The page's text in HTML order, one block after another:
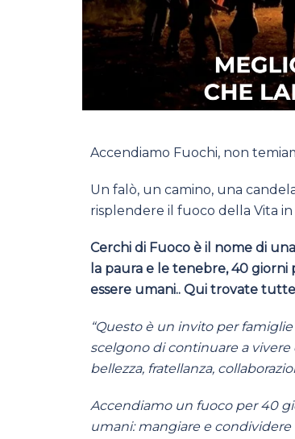
Accendiamo Fuochi, non
Un falò, un camino, una
risplendere il fuoco della Vita
Cerchi di Fuoco è il nome di
la paura e le tenebre, 40 giorni
essere umani.. Qui trovate
“Questo è un invito per
scelgono di continuare a
bellezza, fratellanza,
Accendiamo un fuoco per 40
umani: mangiare e